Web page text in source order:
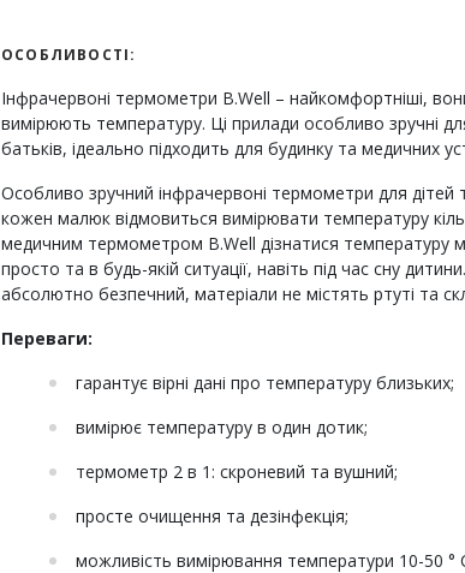
ОСОБЛИВОСТІ:
Інфрачервоні термометри B.Well – найкомфортніші,
вимірюють температуру. Ці прилади особливо зручні
батьків, ідеально підходить для будинку та медичних
Особливо зручний інфрачервоні термометри для дітей
кожен малюк відмовиться вимірювати температуру
медичним термометром B.Well дізнатися температуру
просто та в будь-якій ситуації, навіть під час сну
абсолютно безпечний, матеріали не містять ртуті та
Переваги:
гарантує вірні дані про температуру близьких;
вимірює температуру в один дотик;
термометр 2 в 1: скроневий та вушний;
просте очищення та дезінфекція;
можливість вимірювання температури 10-50 °